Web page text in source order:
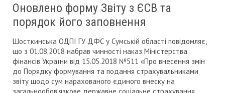
Оновлено форму Звіту з ЄСВ та
порядок його заповнення
Шосткинська ОДПІ ГУ ДФС у Сумській області повідомляє,
що з 01.08.2018 набрав чинності наказ Міністерства
фінансів України від 15.05.2018 №511 «Про внесення змін
до Порядку формування та подання страхувальниками
звіту щодо сум нарахованого єдиного внеску на